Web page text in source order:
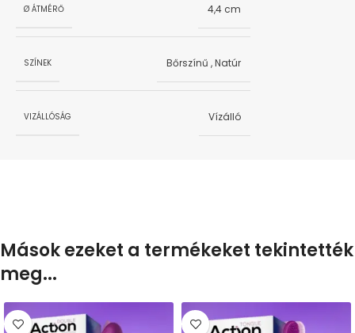
Ø ÁTMÉRŐ 4,4 cm
SZÍNEK Bőrszínű ,Natúr
VIZÁLLÓSÁG Vízálló
Mások ezeket a termékeket tekintették
meg...